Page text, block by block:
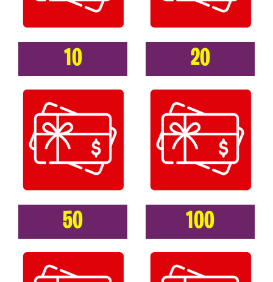
10 20
50 100